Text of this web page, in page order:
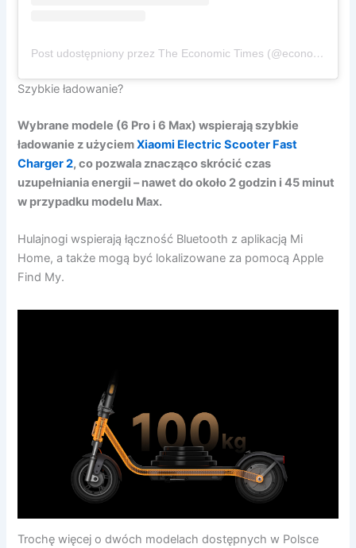
Post udostępniony przez The Economic Times (@economictimes)
Szybkie ładowanie?
Wybrane modele (6 Pro i 6 Max) wspierają szybkie
ładowanie z użyciemXiaomi Electric Scooter Fast
Charger 2, co pozwala znacząco skrócić czas
uzupełniania energii – nawet do około 2 godzin i 45 minut
w przypadku modelu Max.
Hulajnogi wspierają łączność Bluetooth z aplikacją Mi
Home, a także mogą być lokalizowane za pomocą Apple
Find My.
Trochę więcej o dwóch modelach dostępnych w Polsce